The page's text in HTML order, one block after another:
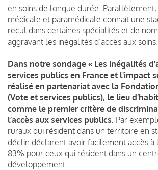
en soins de longue durée.
médicale et paramédicale connaît une
recul dans certaines spécialités et de
aggravant les inégalités d’accès aux soins.
Dans notre sondage « Les inégalités
services publics en France et l'impact
réalisé en partenariat avec la
(Vote et services publics), le lieu
comme le premier critère de
l’accès aux services publics. Par
ruraux qui résident dans un territoire en
déclin déclarent avoir facilement accès à
83% pour ceux qui résident dans un
développement.